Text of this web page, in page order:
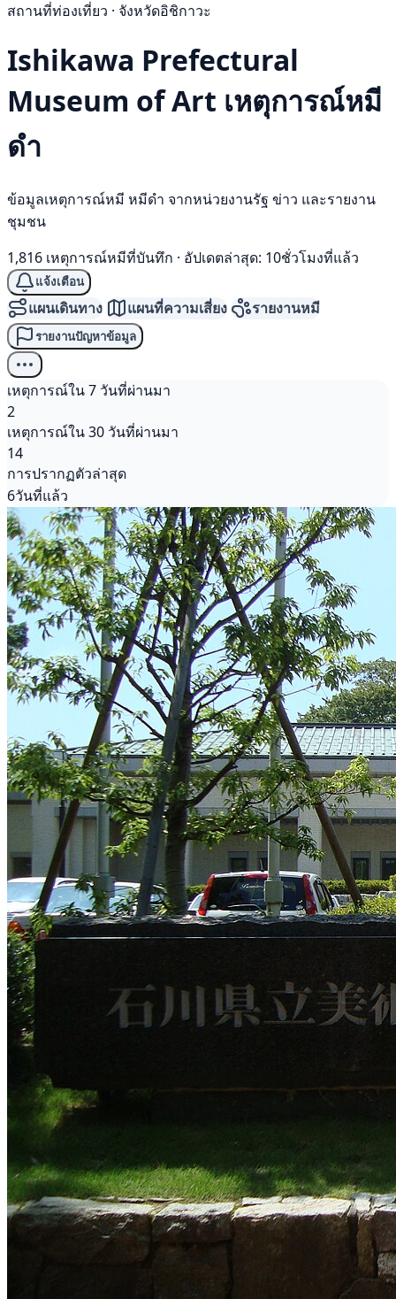
สถานที่ท่องเที่ยว · จังหวัดอิชิกาวะ
Ishikawa Prefectural
Museum of Art เหตุการณ์หมี
ดำ
ข้อมูลเหตุการณ์หมี หมีดำ จากหน่วยงานรัฐ ข่าว และรายงาน
ชุมชน
1,816 เหตุการณ์หมีที่บันทึก · อัปเดตล่าสุด: 10ชั่วโมงที่แล้ว
แจ้งเตือน
แผนเดินทาง แผนที่ความเสี่ยง รายงานหมี
รายงานปัญหาข้อมูล
เหตุการณ์ใน 7 วันที่ผ่านมา
2
เหตุการณ์ใน 30 วันที่ผ่านมา
14
การปรากฏตัวล่าสุด
6วันที่แล้ว